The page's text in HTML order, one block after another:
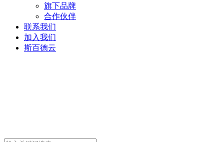
旗下品牌
合作伙伴
联系我们
加入我们
斯百德云